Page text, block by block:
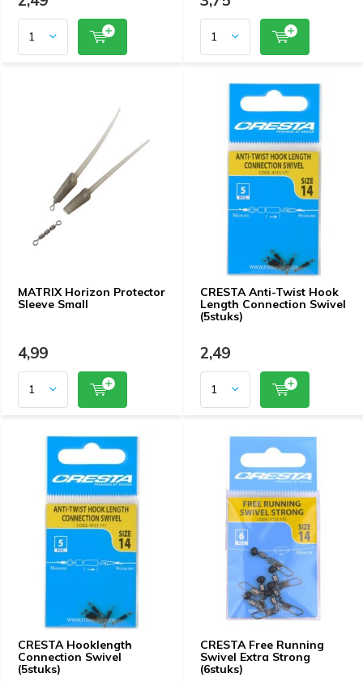
MATRIX Horizon Protector
Sleeve Small
4,99
CRESTA Anti-Twist Hook
Length Connection Swivel
(5stuks)
2,49
CRESTA Hooklength
Connection Swivel
(5stuks)
CRESTA Free Running
Swivel Extra Strong
(6stuks)